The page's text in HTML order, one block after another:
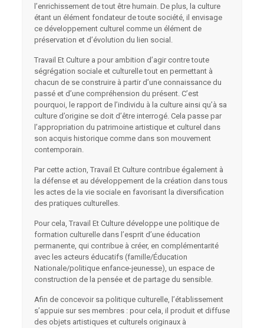
l’enrichissement de tout être humain. De plus, la culture
étant un élément fondateur de toute société, il envisage
ce développement culturel comme un élément de
préservation et d’évolution du lien social.
Travail Et Culture a pour ambition d’agir contre toute
ségrégation sociale et culturelle tout en permettant à
chacun de se construire à partir d’une connaissance du
passé et d’une compréhension du présent. C’est
pourquoi, le rapport de l’individu à la culture ainsi qu’à sa
culture d’origine se doit d’être interrogé. Cela passe par
l’appropriation du patrimoine artistique et culturel dans
son acquis historique comme dans son mouvement
contemporain.
Par cette action, Travail Et Culture contribue également à
la défense et au développement de la création dans tous
les actes de la vie sociale en favorisant la diversification
des pratiques culturelles.
Pour cela, Travail Et Culture développe une politique de
formation culturelle dans l’esprit d’une éducation
permanente, qui contribue à créer, en complémentarité
avec les acteurs éducatifs (famille/Éducation
Nationale/politique enfance-jeunesse), un espace de
construction de la pensée et de partage du sensible.
Afin de concevoir sa politique culturelle, l’établissement
s’appuie sur ses membres : pour cela, il produit et diffuse
des objets artistiques et culturels originaux à